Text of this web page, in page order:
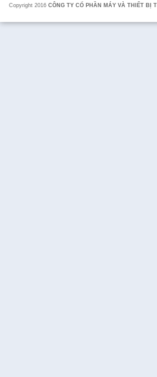
Copyright 2016 CÔNG TY CỔ PHẦN MÁY VÀ THIẾT BỊ